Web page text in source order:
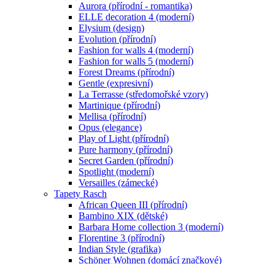
Aurora (přírodní - romantika)
ELLE decoration 4 (moderní)
Elysium (design)
Evolution (přírodní)
Fashion for walls 4 (moderní)
Fashion for walls 5 (moderní)
Forest Dreams (přírodní)
Gentle (expresivní)
La Terrasse (středomořské vzory)
Martinique (přírodní)
Mellisa (přírodní)
Opus (elegance)
Play of Light (přírodní)
Pure harmony (přírodní)
Secret Garden (přírodní)
Spotlight (moderní)
Versailles (zámecké)
Tapety Rasch
African Queen III (přírodní)
Bambino XIX (dětské)
Barbara Home collection 3 (moderní)
Florentine 3 (přírodní)
Indian Style (grafika)
Schöner Wohnen (domácí značkové)